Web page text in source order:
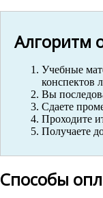
Алгоритм
Учебные
конспектов
Вы
Сдаете
Проходите
Получаете
Способы